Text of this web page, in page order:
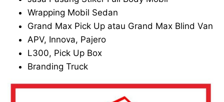
Wrapping Mobil Sedan
Grand Max Pick Up atau Grand Max Blind Van
APV, Innova, Pajero
L300, Pick Up Box
Branding Truck